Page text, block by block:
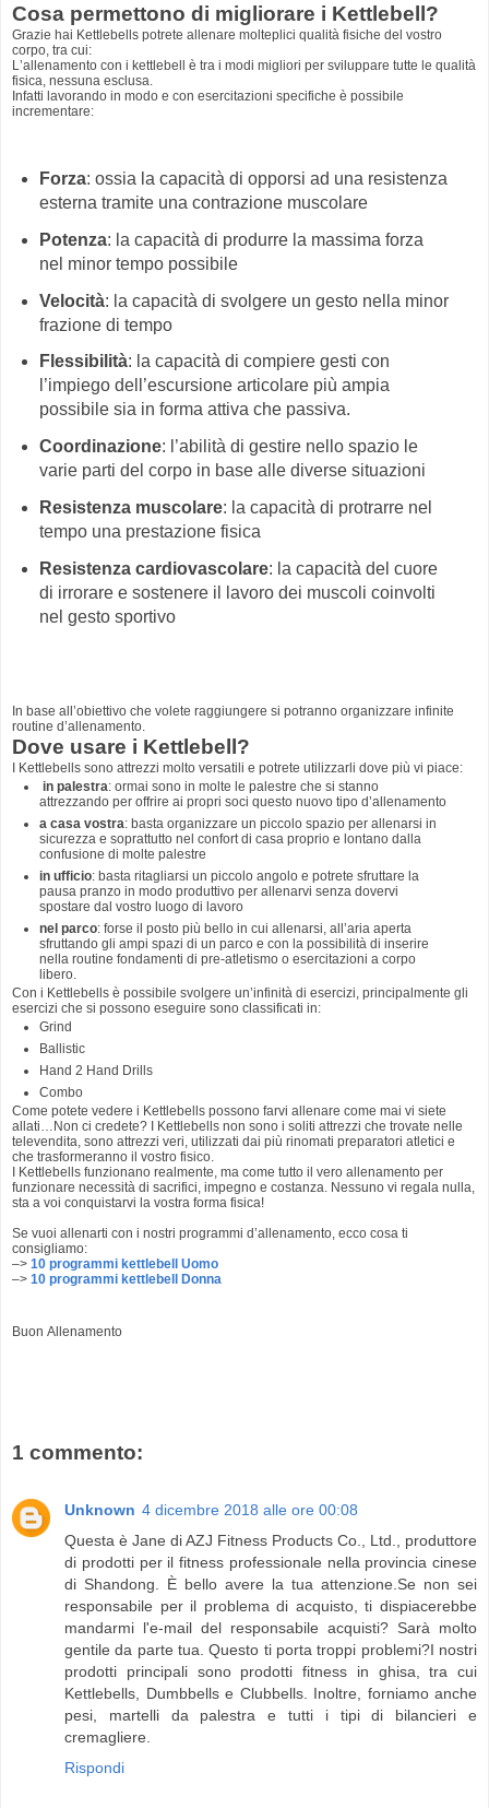
Cosa permettono di migliorare i Kettlebell?
Grazie hai Kettlebells potrete allenare molteplici qualità fisiche del vostro
corpo, tra cui:
L’allenamento con i kettlebell è tra i modi migliori per sviluppare tutte le qualità
fisica, nessuna esclusa.
Infatti lavorando in modo e con esercitazioni specifiche è possibile
incrementare:
Forza: ossia la capacità di opporsi ad una resistenza
esterna tramite una contrazione muscolare
Potenza: la capacità di produrre la massima forza
nel minor tempo possibile
Velocità: la capacità di svolgere un gesto nella minor
frazione di tempo
Flessibilità: la capacità di compiere gesti con
l’impiego dell’escursione articolare più ampia
possibile sia in forma attiva che passiva.
Coordinazione: l’abilità di gestire nello spazio le
varie parti del corpo in base alle diverse situazioni
Resistenza muscolare: la capacità di protrarre nel
tempo una prestazione fisica
Resistenza cardiovascolare: la capacità del cuore
di irrorare e sostenere il lavoro dei muscoli coinvolti
nel gesto sportivo
In base all’obiettivo che volete raggiungere si potranno organizzare infinite
routine d’allenamento.
Dove usare i Kettlebell?
I Kettlebells sono attrezzi molto versatili e potrete utilizzarli dove più vi piace:
in palestra: ormai sono in molte le palestre che si stanno
attrezzando per offrire ai propri soci questo nuovo tipo d’allenamento
a casa vostra: basta organizzare un piccolo spazio per allenarsi in
sicurezza e soprattutto nel confort di casa proprio e lontano dalla
confusione di molte palestre
in ufficio: basta ritagliarsi un piccolo angolo e potrete sfruttare la
pausa pranzo in modo produttivo per allenarvi senza dovervi
spostare dal vostro luogo di lavoro
nel parco: forse il posto più bello in cui allenarsi, all’aria aperta
sfruttando gli ampi spazi di un parco e con la possibilità di inserire
nella routine fondamenti di pre-atletismo o esercitazioni a corpo
libero.
Con i Kettlebells è possibile svolgere un’infinità di esercizi, principalmente gli
esercizi che si possono eseguire sono classificati in:
Grind
Ballistic
Hand 2 Hand Drills
Combo
Come potete vedere i Kettlebells possono farvi allenare come mai vi siete
allati…Non ci credete? I Kettlebells non sono i soliti attrezzi che trovate nelle
televendita, sono attrezzi veri, utilizzati dai più rinomati preparatori atletici e
che trasformeranno il vostro fisico.
I Kettlebells funzionano realmente, ma come tutto il vero allenamento per
funzionare necessità di sacrifici, impegno e costanza. Nessuno vi regala nulla,
sta a voi conquistarvi la vostra forma fisica!
Se vuoi allenarti con i nostri programmi d’allenamento, ecco cosa ti
consigliamo:
–> 10 programmi kettlebell Uomo
–> 10 programmi kettlebell Donna
Buon Allenamento
1 commento:
Unknown 4 dicembre 2018 alle ore 00:08
Questa è Jane di AZJ Fitness Products Co., Ltd., produttore
di prodotti per il fitness professionale nella provincia cinese
di Shandong. È bello avere la tua attenzione.Se non sei
responsabile per il problema di acquisto, ti dispiacerebbe
mandarmi l'e-mail del responsabile acquisti? Sarà molto
gentile da parte tua. Questo ti porta troppi problemi?I nostri
prodotti principali sono prodotti fitness in ghisa, tra cui
Kettlebells, Dumbbells e Clubbells. Inoltre, forniamo anche
pesi, martelli da palestra e tutti i tipi di bilancieri e
cremagliere.
Rispondi